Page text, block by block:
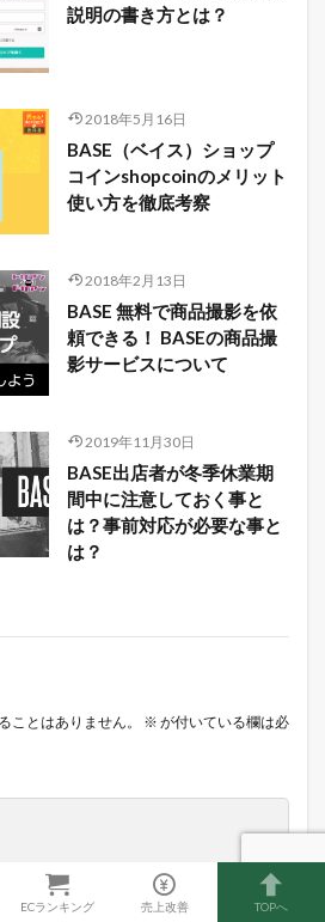
説明の書き方とは？
2018年5月16日
BASE（ベイス）ショップ
コインshopcoinのメリット
使い方を徹底考察
2018年2月13日
BASE 無料で商品撮影を依
頼できる！ BASEの商品撮
影サービスについて
2019年11月30日
BASE出店者が冬季休業期
間中に注意しておく事と
は？事前対応が必要な事と
は？
ことはありません。 ※ が付いている欄は必
ECランキング 売上改善 TOPへ